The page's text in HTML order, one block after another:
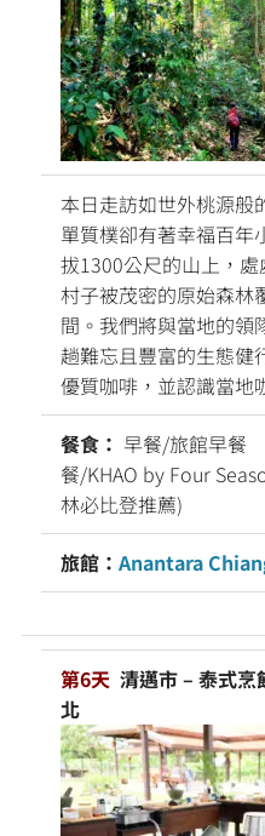
本日走訪如世外桃源般
單質樸卻有著幸福百年
拔1300公尺的山上，處
村子被茂密的原始森林
間。我們將與當地的領
趟難忘且豐富的生態健
優質咖啡，並認識當地
餐食： 早餐/旅館早
餐/KHAO by Four
林必比登推薦)
旅館： Anantara
第6天 清邁市 – 泰式烹
北